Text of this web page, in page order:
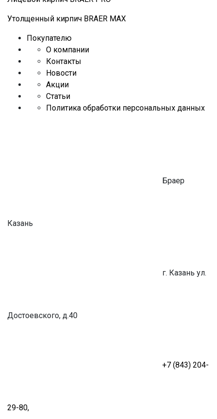
Утолщенный кирпич BRAER MAX
Покупателю
О компании
Контакты
Новости
Акции
Статьи
Политика обработки персональных данных
Браер
Казань
г. Казань ул.
Достоевского, д.40
+7 (843) 204-
29-80,